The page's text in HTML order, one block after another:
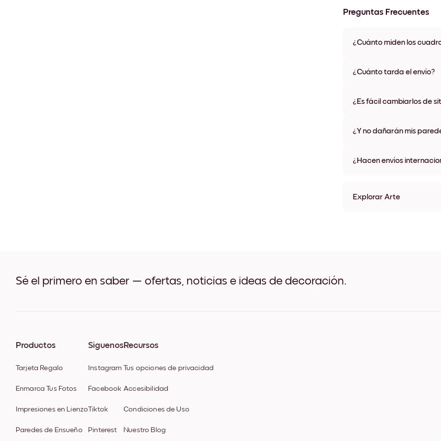
Preguntas Frecuentes
¿Cuánto miden los
materiales y colores de
¿Cuánto tarda el envío?
algunos países. Te
¿Es fácil cambiarlos de
¿Y no dañarán mis
¿Hacen envíos
Explorar Arte
The Lord Will Light For You
Sé el primero en saber — ofertas, noticias e ideas de decoración.
Productos
Tarjeta Regalo
Enmarca Tus Fotos
Impresiones en Lienzo
Paredes de Ensueño
Síguenos
Instagram
Facebook
Tiktok
Pinterest
Recursos
Tus opciones de privacidad
Accesibilidad
Condiciones de Uso
Nuestro Blog